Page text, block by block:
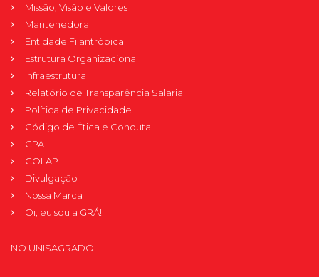
Missão, Visão e Valores
Mantenedora
Entidade Filantrópica
Estrutura Organizacional
Infraestrutura
Relatório de Transparência Salarial
Política de Privacidade
Código de Ética e Conduta
CPA
COLAP
Divulgação
Nossa Marca
Oi, eu sou a GRÁ!
NO UNISAGRADO